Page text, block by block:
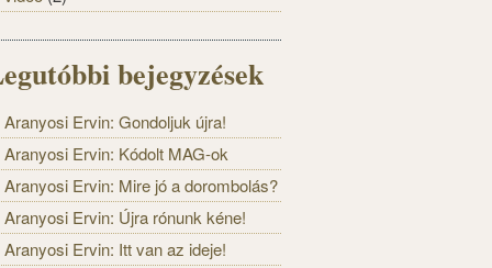
bejegyzések
Aranyosi Ervin: Gondoljuk újra!
Aranyosi Ervin: Kódolt MAG-ok
Aranyosi Ervin: Mire jó a dorombolás?
Aranyosi Ervin: Újra rónunk kéne!
Aranyosi Ervin: Itt van az ideje!